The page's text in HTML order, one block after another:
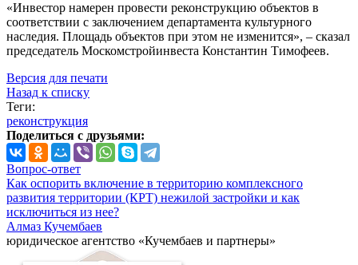
«Инвестор намерен провести реконструкцию объектов в
соответствии с заключением департамента культурного
наследия. Площадь объектов при этом не изменится», – сказал
председатель Москомстройинвеста Константин Тимофеев.
Версия для печати
Назад к списку
Теги:
реконструкция
Поделиться с друзьями:
Вопрос-ответ
Как оспорить включение в территорию комплексного
развития территории (КРТ) нежилой застройки и как
исключиться из нее?
Алмаз Кучембаев
юридическое агентство «Кучембаев и партнеры»